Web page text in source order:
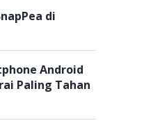
di
Android
Paling Tahan